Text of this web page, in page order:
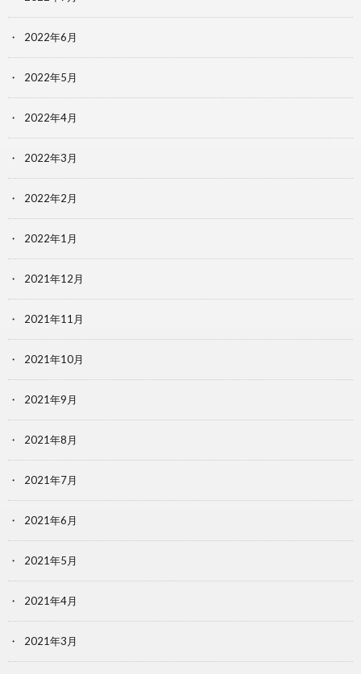
2022年6月
2022年5月
2022年4月
2022年3月
2022年2月
2022年1月
2021年12月
2021年11月
2021年10月
2021年9月
2021年8月
2021年7月
2021年6月
2021年5月
2021年4月
2021年3月